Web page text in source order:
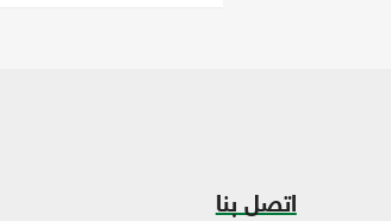
اتصل بنا